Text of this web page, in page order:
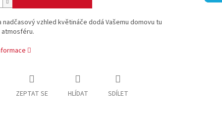
nadčasový vzhled květináče dodá Vašemu domovu tu
ZEPTAT SE HLÍDAT SDÍLET